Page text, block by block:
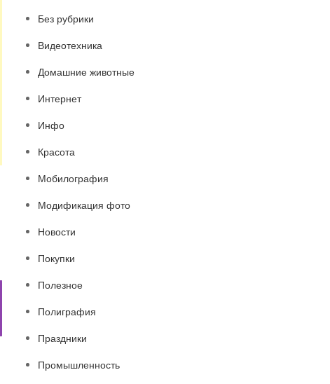
Без рубрики
Видеотехника
Домашние животные
Интернет
Инфо
Красота
Мобилография
Модификация фото
Новости
Покупки
Полезное
Полиграфия
Праздники
Промышленность